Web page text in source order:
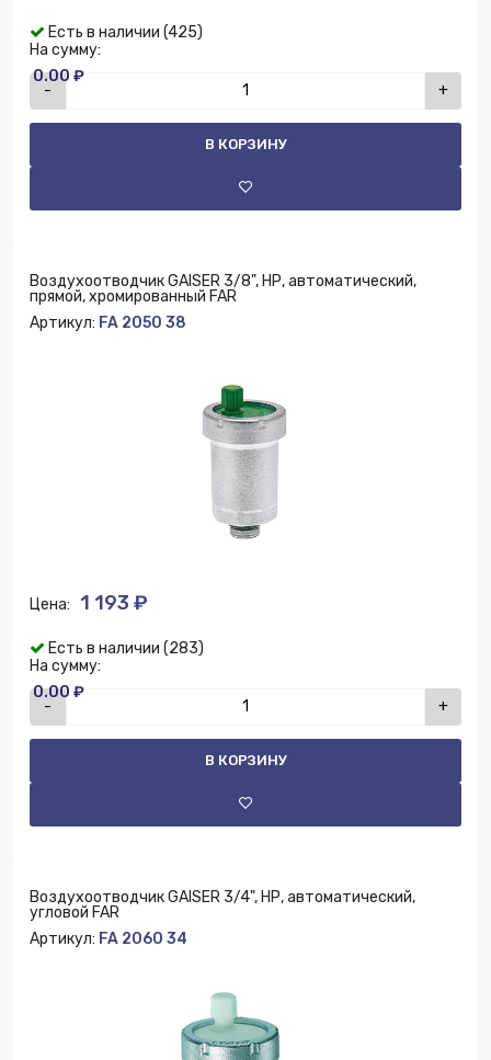
Есть в наличии (425)
На сумму:
0.00 ₽
- +
В КОРЗИНУ
Воздухоотводчик GAISER 3/8", НР, автоматический,
прямой, хромированный FAR
Артикул: FA 2050 38
Цена: 1 193 ₽
Есть в наличии (283)
На сумму:
0.00 ₽
- +
В КОРЗИНУ
Воздухоотводчик GAISER 3/4", НР, автоматический,
угловой FAR
Артикул: FA 2060 34